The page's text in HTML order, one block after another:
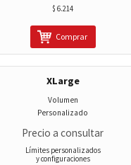
Códigos ISBN
Tarjetas de visita
$ 6.214
Comprar
XLarge
Volumen
Personalizado
Precio a consultar
Límites personalizados
y configuraciones